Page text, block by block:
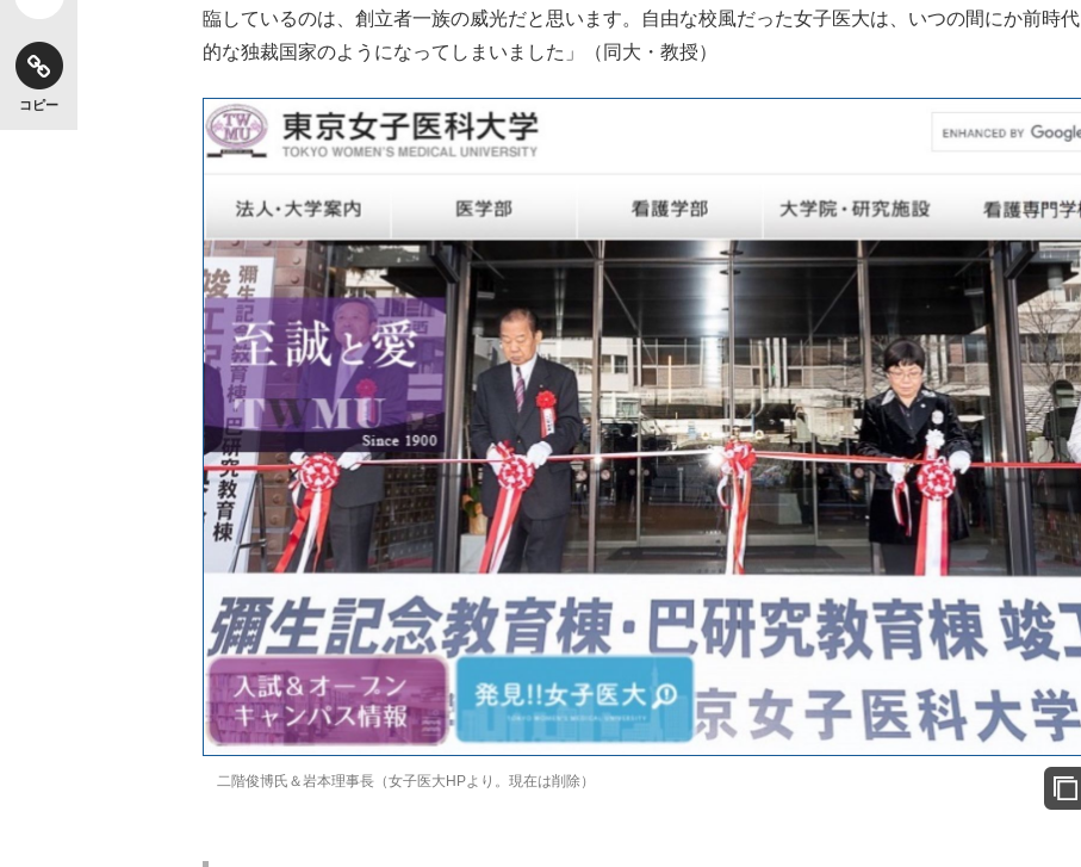
コピー
臨しているのは、創立者一族の威光だと思います。自由な校風だった女子医大は、いつの間にか前時代
的な独裁国家のようになってしまいました」（同大・教授）
二階俊博氏＆岩本理事長（女子医大HPより。現在は削除）